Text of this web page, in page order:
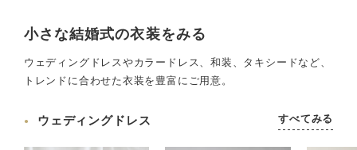
小さな結婚式の衣装をみる
ウェディングドレスやカラードレス、和装、タキシードなど、
トレンドに合わせた衣装を豊富にご用意。
ウェディングドレス すべてみる